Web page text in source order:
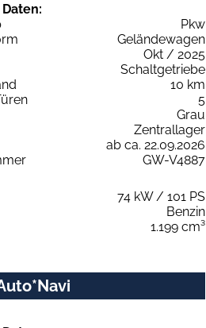
Pkw
Geländewagen
Okt / 2025
Schaltgetriebe
10 km
5
Grau
Zentrallager
ab ca. 22.09.2026
GW-V4887
74 kW / 101 PS
Benzin
1.199 cm³